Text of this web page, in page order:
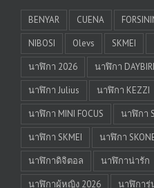
BENYAR CUENA
NIBOSI
Olevs SKMEI
นาฬิกา 2026
นาฬิกา
นาฬิกา Julius
นาฬิกา KEZZI
นาฬิกา MINI FOCUS
นาฬิกา
นาฬิกา SKMEI
นาฬิกา
นาฬิกาดิจิตอล
นาฬิกาน่ารัก
นาฬิกาผู้หญิง 2026
นาฬิการุ่